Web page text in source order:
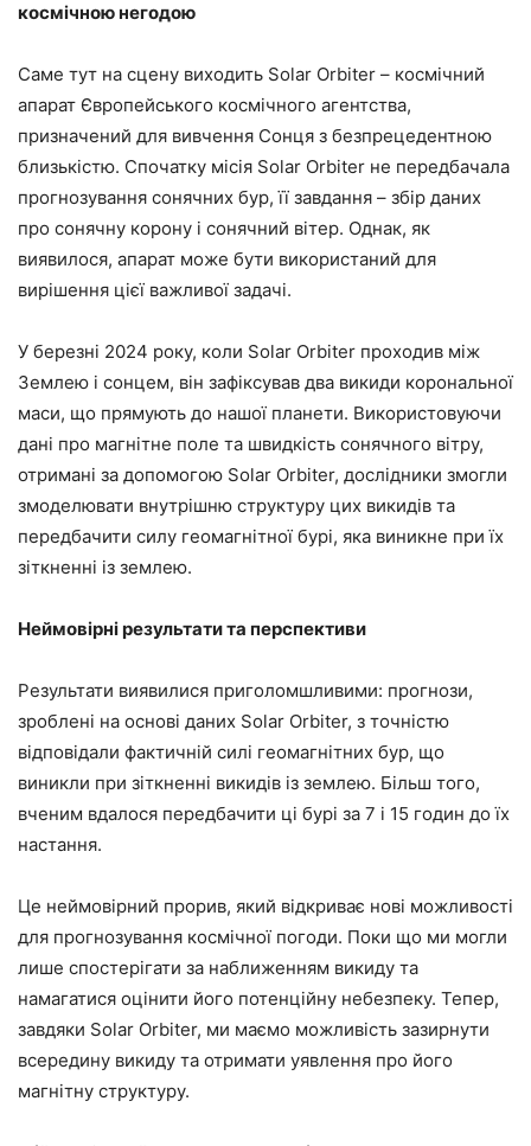
космічною негодою
Саме тут на сцену виходить Solar Orbiter – космічний
апарат Європейського космічного агентства,
призначений для вивчення Сонця з безпрецедентною
близькістю. Спочатку місія Solar Orbiter не передбачала
прогнозування сонячних бур, її завдання – збір даних
про сонячну корону і сонячний вітер. Однак, як
виявилося, апарат може бути використаний для
вирішення цієї важливої задачі.
У березні 2024 року, коли Solar Orbiter проходив між
Землею і сонцем, він зафіксував два викиди корональної
маси, що прямують до нашої планети. Використовуючи
дані про магнітне поле та швидкість сонячного вітру,
отримані за допомогою Solar Orbiter, дослідники змогли
змоделювати внутрішню структуру цих викидів та
передбачити силу геомагнітної бурі, яка виникне при їх
зіткненні із землею.
Неймовірні результати та перспективи
Результати виявилися приголомшливими: прогнози,
зроблені на основі даних Solar Orbiter, з точністю
відповідали фактичній силі геомагнітних бур, що
виникли при зіткненні викидів із землею. Більш того,
вченим вдалося передбачити ці бурі за 7 і 15 годин до їх
настання.
Це неймовірний прорив, який відкриває нові можливості
для прогнозування космічної погоди. Поки що ми могли
лише спостерігати за наближенням викиду та
намагатися оцінити його потенційну небезпеку. Тепер,
завдяки Solar Orbiter, ми маємо можливість зазирнути
всередину викиду та отримати уявлення про його
магнітну структуру.